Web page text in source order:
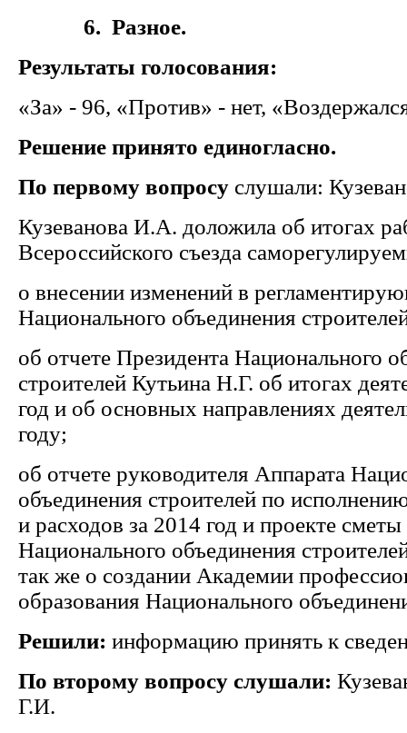
6. Разное.
Результаты голосования:
«За» - 96, «Против» - нет,
Решение принято единогласно.
По первому вопросу слушали:
Кузеванова И.А. доложила об итогах
Всероссийского съезда
о внесении изменений в
Национального объединения
об отчете Президента Национального
строителей Кутьина Н.Г. об итогах
год и об основных направлениях
году;
об отчете руководителя Аппарата
объединения строителей по
и расходов за 2014 год и проекте
Национального объединения
так же о создании Академии
образования Национального
Решили: информацию принять к
По второму вопросу слушали:
Г.И.